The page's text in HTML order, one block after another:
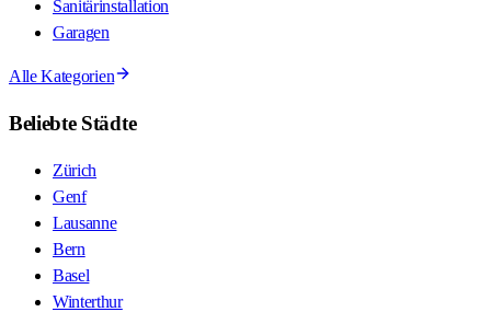
Sanitärinstallation
Garagen
Alle Kategorien
Beliebte Städte
Zürich
Genf
Lausanne
Bern
Basel
Winterthur